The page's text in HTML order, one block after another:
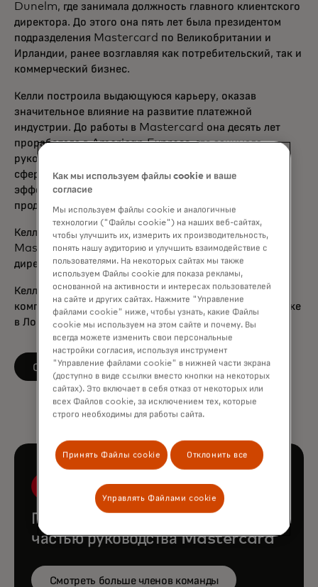
Dunelm, где занимала должность главного клиентского
директора. До этого она пять лет была президентом
подразделения Mastercard по Великобритании и
Ирландии, ранее возглавляя как потребительский, так и
коммерческий бизнес.
Келли построила выдающуюся карьеру, оказав
значительное влияние на развитие платежной
индустрии. До работы в Mastercard она десять лет
проработала в American Express, где занимала
руководящие должности в Европе и по всему миру в
сферах стратегии, развития бизнеса, повышения
эффективности работы отдела продаж и управления
продуктами.
Келли входит в совет директоров Vocalink, компании
Mastercard, и занимал должности в советах
директоров Dunelm и UK Finance.
Келли начала свою карьеру в качестве консультанта в
компании PwC после получения степени по экономике
в Лондонской школе экономики.
Следите за LinkedIn
opens in a new tab
Познакомьтесь с остальной
частью руководства Mastercard
Смотреть больше членов команды
Как мы используем файлы cookie и ваше
согласие
Мы используем файлы cookie и аналогичные
технологии ("Файлы cookie") на наших веб-сайтах,
чтобы улучшить их, измерить их производительность,
понять нашу аудиторию и улучшить взаимодействие с
пользователями. На некоторых сайтах мы также
используем Файлы cookie для показа рекламы,
основанной на активности и интересах пользователей
на сайте и других сайтах. Нажмите "Управление
файлами cookie" ниже, чтобы узнать, какие Файлы
cookie мы используем на этом сайте и почему. Вы
всегда можете изменить свои персональные
настройки согласия, используя инструмент
"Управление файлами cookie" в нижней части экрана
(доступно в виде ссылки вместо кнопки на некоторых
сайтах). Это включает в себя отказ от некоторых или
всех Файлов cookie, за исключением тех, которые
строго необходимы для работы сайта.
Принять Файлы cookie Отклонить все
Управлять Файлами cookie